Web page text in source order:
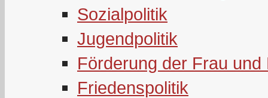
Sozialpolitik
Jugendpolitik
Förderung der Frau und
Friedenspolitik